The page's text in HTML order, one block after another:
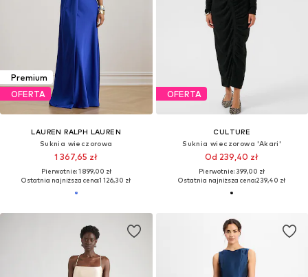
Premium
OFERTA
LAUREN RALPH LAUREN
Suknia wieczorowa
1 367,65 zł
Pierwotnie: 1 899,00 zł
Ostatnia najniższa cena:1 126,30 zł
OFERTA
CULTURE
Suknia wieczorowa 'Akari'
Od 239,40 zł
Pierwotnie: 399,00 zł
Ostatnia najniższa cena:239,40 zł